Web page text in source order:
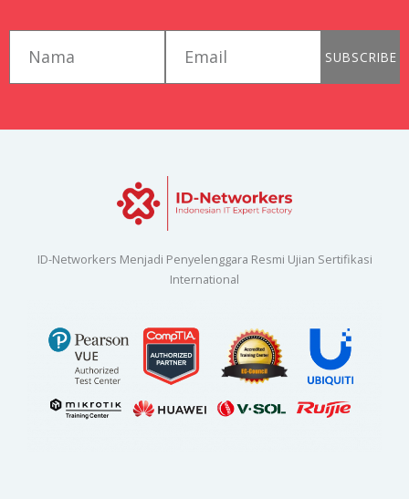
SUBSCRIBE
ID-Networkers Menjadi Penyelenggara Resmi Ujian Sertifikasi
International